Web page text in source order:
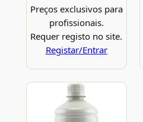
Preços exclusivos para
profissionais.
Requer registo no site.
Registar/Entrar